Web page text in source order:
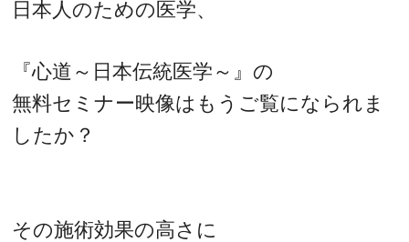
日本人のための医学、
『心道～日本伝統医学～』の
無料セミナー映像はもうご覧になられま
したか？
その施術効果の高さに